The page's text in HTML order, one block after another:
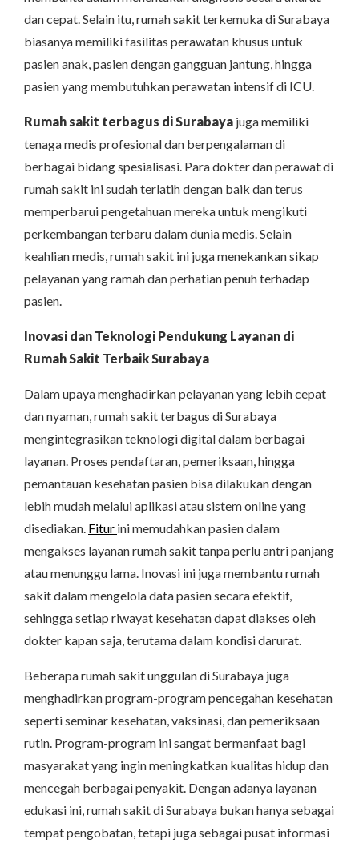
dan cepat. Selain itu, rumah sakit terkemuka di Surabaya
biasanya memiliki fasilitas perawatan khusus untuk
pasien anak, pasien dengan gangguan jantung, hingga
pasien yang membutuhkan perawatan intensif di ICU.
Rumah sakit terbagus di Surabaya juga memiliki
tenaga medis profesional dan berpengalaman di
berbagai bidang spesialisasi. Para dokter dan perawat di
rumah sakit ini sudah terlatih dengan baik dan terus
memperbarui pengetahuan mereka untuk mengikuti
perkembangan terbaru dalam dunia medis. Selain
keahlian medis, rumah sakit ini juga menekankan sikap
pelayanan yang ramah dan perhatian penuh terhadap
pasien.
Inovasi dan Teknologi Pendukung Layanan di
Rumah Sakit Terbaik Surabaya
Dalam upaya menghadirkan pelayanan yang lebih cepat
dan nyaman, rumah sakit terbagus di Surabaya
mengintegrasikan teknologi digital dalam berbagai
layanan. Proses pendaftaran, pemeriksaan, hingga
pemantauan kesehatan pasien bisa dilakukan dengan
lebih mudah melalui aplikasi atau sistem online yang
disediakan. Fitur ini memudahkan pasien dalam
mengakses layanan rumah sakit tanpa perlu antri panjang
atau menunggu lama. Inovasi ini juga membantu rumah
sakit dalam mengelola data pasien secara efektif,
sehingga setiap riwayat kesehatan dapat diakses oleh
dokter kapan saja, terutama dalam kondisi darurat.
Beberapa rumah sakit unggulan di Surabaya juga
menghadirkan program-program pencegahan kesehatan
seperti seminar kesehatan, vaksinasi, dan pemeriksaan
rutin. Program-program ini sangat bermanfaat bagi
masyarakat yang ingin meningkatkan kualitas hidup dan
mencegah berbagai penyakit. Dengan adanya layanan
edukasi ini, rumah sakit di Surabaya bukan hanya sebagai
tempat pengobatan, tetapi juga sebagai pusat informasi